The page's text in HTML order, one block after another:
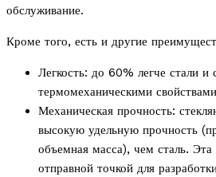
обслуживание.
Кроме того, есть и другие
Легкость: до 60% легче стали и
термомеханическими
Механическая прочность:
высокую удельную прочность
объемная масса), чем сталь. Эта
отправной точкой для